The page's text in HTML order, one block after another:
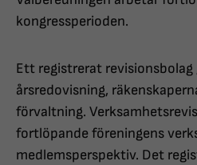
kongressperioden.
Ett registrerat
årsredovisning,
förvaltning.
fortlöpande föreningens
medlemsperspektiv. Det